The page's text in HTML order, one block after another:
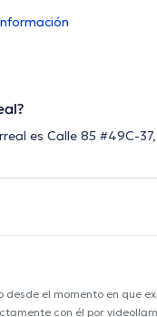
es Calle 85 #49C-
el momento en que
con él por